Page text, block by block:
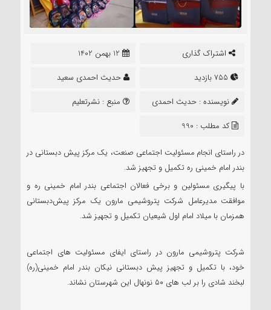
اشتراک گذاری
12 بهمن 1402
حدیث احمدی سعید
نویسنده : حدیث احمدی
سعید
منبع : نشرتعلیم
کد مطلب : 990
در راستای انجام مسئولیت اجتماعی صنعت، یک مرکز پیش دبستانی در
بندر امام خمینی ره تکمیل و تجهیز شد.
با پیگیری مسئولین و برخی فعالان اجتماعی بندر امام خمینی ره و
موافقت مدیرعامل شرکت پتروشیمی مارون یک مرکز پیش‌دبستانی
همزمان با میلاد امام اول شیعیان تکمیل و تجهیز شد.
شرکت پتروشیمی مارون در راستای ایفای مسئولیت های اجتماعی
خود، با تکمیل و تجهیز پیش دبستانی نیکان بندر امام خمینی(ره)
لبخند شادی را بر لب های ۵۰ نونهال این شهرستان نشاند.